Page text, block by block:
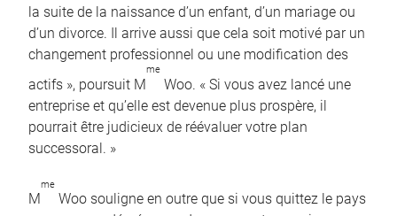
la suite de la naissance d’un enfant, d’un mariage ou
d’un divorce. Il arrive aussi que cela soit motivé par un
changement professionnel ou une modification des
actifs », poursuit M
me
Woo. « Si vous avez lancé une
entreprise et qu’elle est devenue plus prospère, il
pourrait être judicieux de réévaluer votre plan
successoral. »
M
me
Woo souligne en outre que si vous quittez le pays